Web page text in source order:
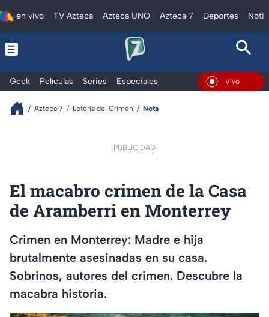
en vivo TV Azteca Azteca UNO Azteca 7 Deportes
Geek Películas Series Especiales En Vivo
Azteca 7 Lotería del Crimen Nota
PUBLICIDAD
El macabro crimen de la Casa
de Aramberri en Monterrey
Crimen en Monterrey: Madre e hija
brutalmente asesinadas en su casa.
Sobrinos, autores del crimen. Descubre la
macabra historia.